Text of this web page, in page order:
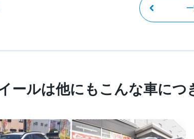
ールは他にもこんな車につ